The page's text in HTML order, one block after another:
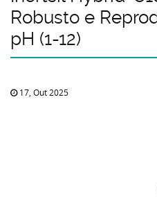
Robusto e
pH (1-12)
17, Out 2025